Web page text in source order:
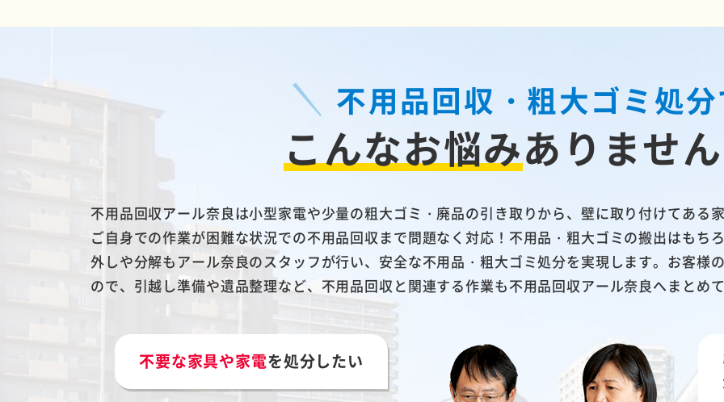
不用品回収・粗大ゴミ処
こんなお悩みありませ
不用品回収アール奈良は小型家電や少量の粗大ゴミ・廃品の引き取りから、壁に取り付けてある
ご自身での作業が困難な状況での不用品回収まで問題なく対応！不用品・粗大ゴミの搬出はもち
外しや分解もアール奈良のスタッフが行い、安全な不用品・粗大ゴミ処分を実現します。お客様
ので、引越し準備や遺品整理など、不用品回収と関連する作業も不用品回収アール奈良へまとめ
不要な家具や家電を処分したい